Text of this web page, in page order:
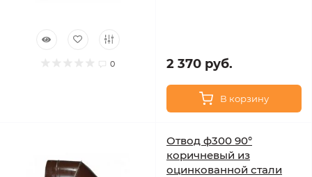
0 2 370 руб.
В корзину
Отвод ф300 90°
коричневый из
оцинкованной стали